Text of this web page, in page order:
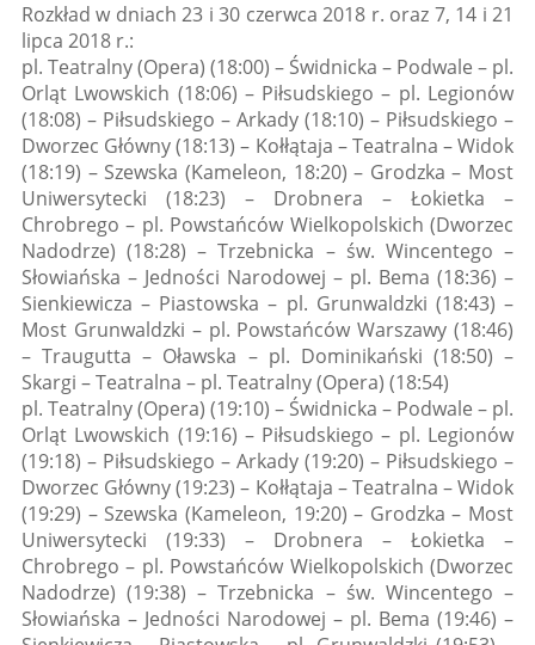
Rozkład w dniach 23 i 30 czerwca 2018 r. oraz 7, 14 i 21
lipca 2018 r.:
pl. Teatralny (Opera) (18:00) – Świdnicka – Podwale – pl.
Orląt Lwowskich (18:06) – Piłsudskiego – pl. Legionów
(18:08) – Piłsudskiego – Arkady (18:10) – Piłsudskiego –
Dworzec Główny (18:13) – Kołłątaja – Teatralna – Widok
(18:19) – Szewska (Kameleon, 18:20) – Grodzka – Most
Uniwersytecki (18:23) – Drobnera – Łokietka –
Chrobrego – pl. Powstańców Wielkopolskich (Dworzec
Nadodrze) (18:28) – Trzebnicka – św. Wincentego –
Słowiańska – Jedności Narodowej – pl. Bema (18:36) –
Sienkiewicza – Piastowska – pl. Grunwaldzki (18:43) –
Most Grunwaldzki – pl. Powstańców Warszawy (18:46)
– Traugutta – Oławska – pl. Dominikański (18:50) –
Skargi – Teatralna – pl. Teatralny (Opera) (18:54)
pl. Teatralny (Opera) (19:10) – Świdnicka – Podwale – pl.
Orląt Lwowskich (19:16) – Piłsudskiego – pl. Legionów
(19:18) – Piłsudskiego – Arkady (19:20) – Piłsudskiego –
Dworzec Główny (19:23) – Kołłątaja – Teatralna – Widok
(19:29) – Szewska (Kameleon, 19:20) – Grodzka – Most
Uniwersytecki (19:33) – Drobnera – Łokietka –
Chrobrego – pl. Powstańców Wielkopolskich (Dworzec
Nadodrze) (19:38) – Trzebnicka – św. Wincentego –
Słowiańska – Jedności Narodowej – pl. Bema (19:46) –